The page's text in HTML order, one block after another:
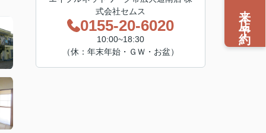
式会社セムス
0155-20-6020
10:00~18:30
（休：年末年始・ＧＷ・お盆）
来店予約